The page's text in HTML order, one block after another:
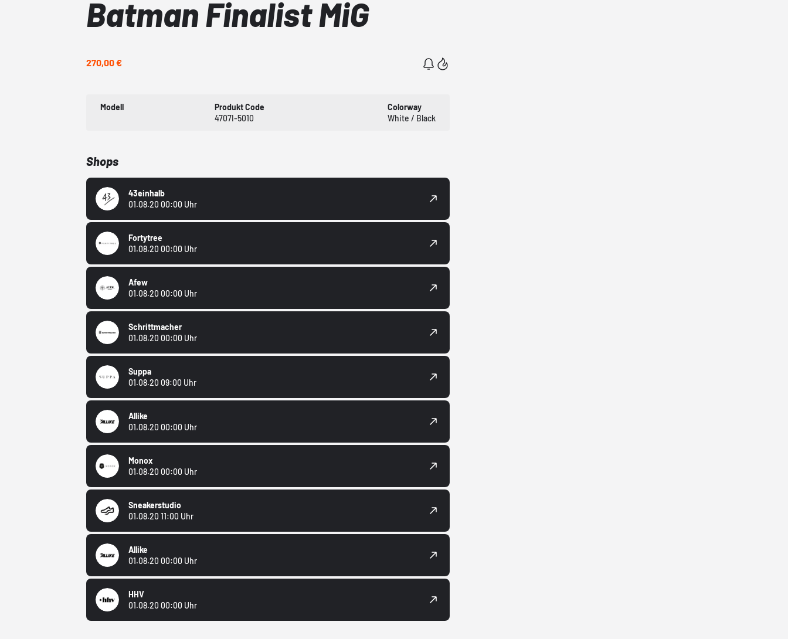
Batman Finalist MiG
270,00 €
Modell
Produkt Code
4707I-5010
Colorway
White / Black
Shops
43einhalb
01.08.20 00:00 Uhr
Fortytree
01.08.20 00:00 Uhr
Afew
01.08.20 00:00 Uhr
Schrittmacher
01.08.20 00:00 Uhr
Suppa
01.08.20 09:00 Uhr
Allike
01.08.20 00:00 Uhr
Monox
01.08.20 00:00 Uhr
Sneakerstudio
01.08.20 11:00 Uhr
Allike
01.08.20 00:00 Uhr
HHV
01.08.20 00:00 Uhr